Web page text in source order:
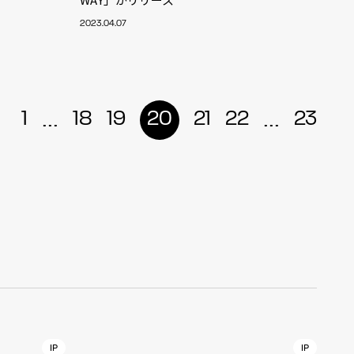
2023.04.07
1 ... 18 19 20 21 22 ... 23
IP IP